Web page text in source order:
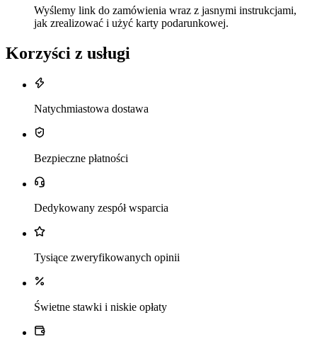
Wyślemy link do zamówienia wraz z jasnymi instrukcjami,
jak zrealizować i użyć karty podarunkowej.
Korzyści z usługi
Natychmiastowa dostawa
Bezpieczne płatności
Dedykowany zespół wsparcia
Tysiące zweryfikowanych opinii
Świetne stawki i niskie opłaty